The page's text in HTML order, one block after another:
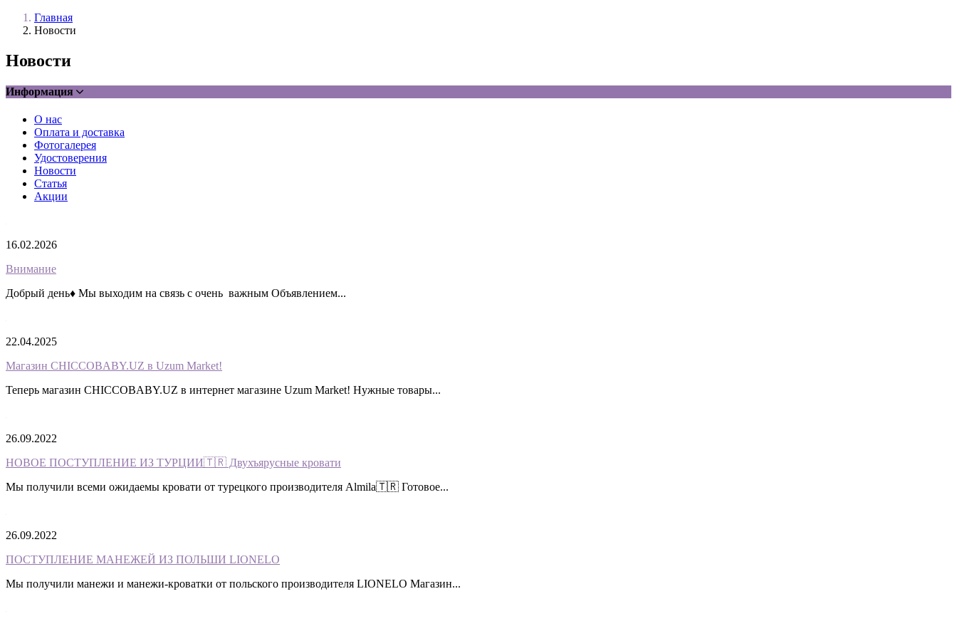
Главная
Новости
Новости
Информация
О нас
Оплата и доставка
Фотогалерея
Удостоверения
Новости
Статья
Акции
16.02.2026
Внимание
Добрый день♦️ Мы выходим на связь с очень важным Объявлением...
22.04.2025
Магазин CHICCOBABY.UZ в Uzum Market!
Теперь магазин CHICCOBABY.UZ в интернет магазине Uzum Market! Нужные товары...
26.09.2022
НОВОЕ ПОСТУПЛЕНИЕ ИЗ ТУРЦИИ🇹🇷 Двухъярусные кровати
Мы получили всеми ожидаемы кровати от турецкого производителя Almila🇹🇷 Готовое...
26.09.2022
ПОСТУПЛЕНИЕ МАНЕЖЕЙ ИЗ ПОЛЬШИ LIONELO
Мы получили манежи и манежи-кроватки от польского производителя LIONELO Магазин...